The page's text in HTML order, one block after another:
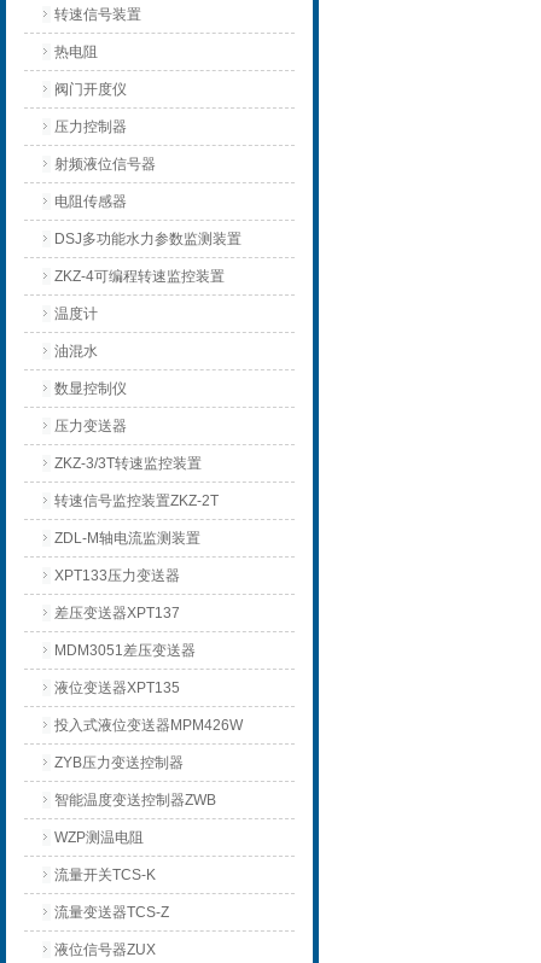
转速信号装置
热电阻
阀门开度仪
压力控制器
射频液位信号器
电阻传感器
DSJ多功能水力参数监测装置
ZKZ-4可编程转速监控装置
温度计
油混水
数显控制仪
压力变送器
ZKZ-3/3T转速监控装置
转速信号监控装置ZKZ-2T
ZDL-M轴电流监测装置
XPT133压力变送器
差压变送器XPT137
MDM3051差压变送器
液位变送器XPT135
投入式液位变送器MPM426W
ZYB压力变送控制器
智能温度变送控制器ZWB
WZP测温电阻
流量开关TCS-K
流量变送器TCS-Z
液位信号器ZUX